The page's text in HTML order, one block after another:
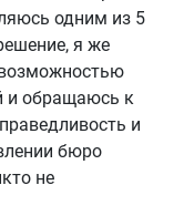
одним из 5
я же
возможностью
и обращаюсь к
и
бюро
не